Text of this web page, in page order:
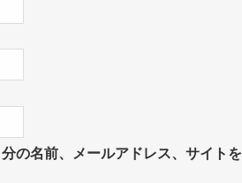
の名前、メールアドレス、サイトを